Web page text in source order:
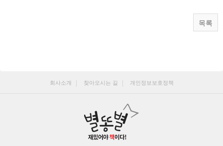
목록
회사소개 찾아오시는 길 개인정보보호정책